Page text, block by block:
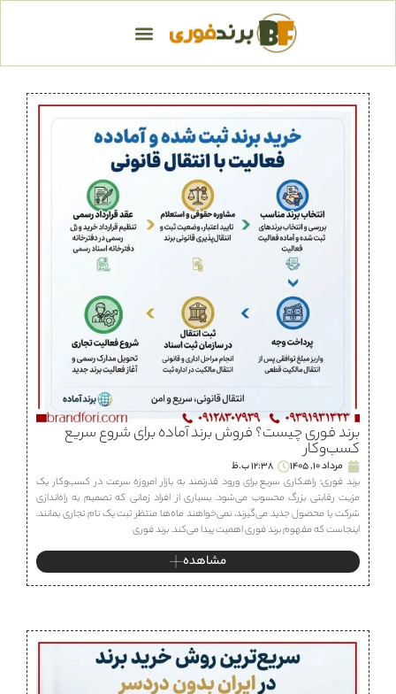
برند فوری چیست؟ فروش برند آماده برای شروع سریع
کسب‌وکار
مرداد 10, 1405
12:38 ب.ظ
برند فوری؛ راهکاری سریع برای ورود قدرتمند به بازار امروزه سرعت در کسب‌وکار یک
مزیت رقابتی بزرگ محسوب می‌شود. بسیاری از افراد زمانی که تصمیم به راه‌اندازی
شرکت یا محصول جدید می‌گیرند، نمی‌خواهند ماه‌ها منتظر ثبت یک نام تجاری بمانند.
اینجاست که مفهوم برند فوری اهمیت پیدا می‌کند. برند فوری
مشاهده